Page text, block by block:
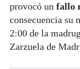
provocó un fallo
consecuencia su
2:00 de la
Zarzuela de